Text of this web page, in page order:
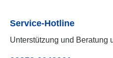
Service-Hotline
Unterstützung und Beratung